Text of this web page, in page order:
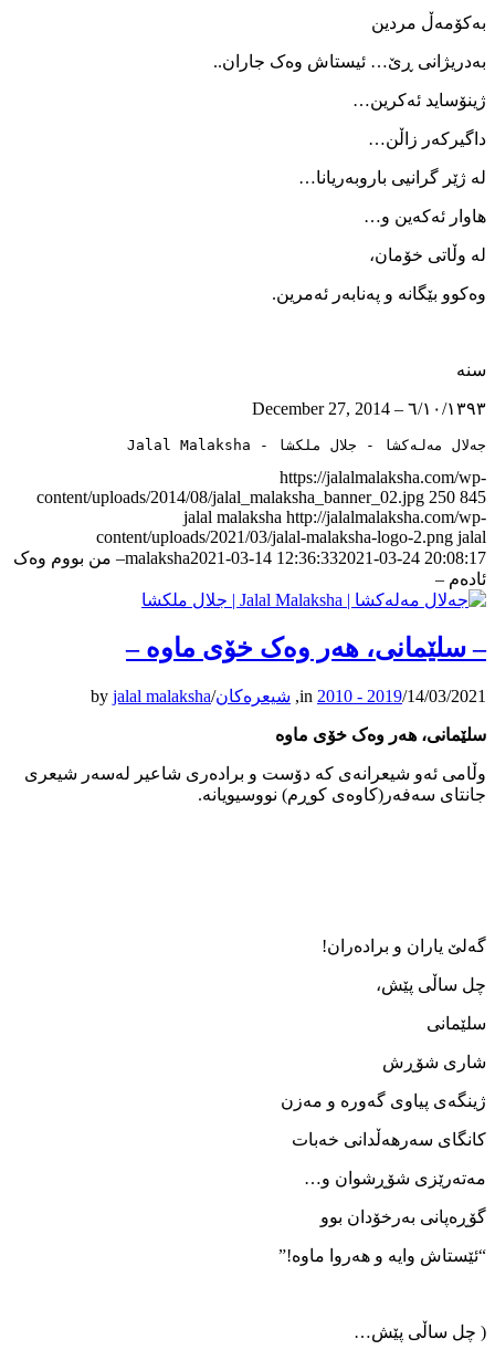
بەکۆمەڵ مردین
بەدریژانی ڕێ… ئیستاش وەک جاران..
ژینۆساید ئەکرین…
داگیرکەر زاڵن…
لە ژێر گرانیی باروبەریانا…
ھاوار ئەکەین و…
لە وڵاتی خۆمان،
وەکوو بێگانە و پەنابەر ئەمرین.
سنە
٦/١٠/١٣٩٣ – December 27, 2014
جەلال مەلەکشا - جلال ملکشا - Jalal Malaksha
https://jalalmalaksha.com/wp-
content/uploads/2014/08/jalal_malaksha_banner_02.jpg 250 845
jalal malaksha http://jalalmalaksha.com/wp-
content/uploads/2021/03/jalal-malaksha-logo-2.png jalal
malaksha2021-03-14 12:36:332021-03-24 20:08:17
– من بووم وەک
ئادەم –
– سلێمانی، ھەر وەک خۆی ماوە –
14/03/2021
/
in 2010 - 2019
, شیعرەکان/
by jalal malaksha
سلێمانی، ھەر وەک خۆی ماوە
وڵامی ئەو شیعرانەی کە دۆست و برادەری شاعیر لەسەر شیعری
جانتای سەفەر(کاوەی کوڕم) نووسیویانە.
گەلێ یاران و برادەران!
چل ساڵی پێش،
سلێمانی
شاری شۆڕش
ژینگەی پیاوی گەورە و مەزن
کانگای سەرھەڵدانی خەبات
مەتەرێزی شۆڕشوان و…
گۆڕەپانی بەرخۆدان بوو
“ئێستاش وایە و ھەروا ماوە!”
( چل ساڵی پێش…